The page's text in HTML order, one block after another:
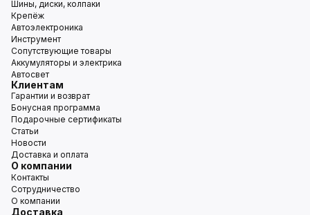
Шины, диски, колпаки
Крепёж
Автоэлектроника
Инструмент
Сопутствующие товары
Аккумуляторы и электрика
Автосвет
Клиентам
Гарантии и возврат
Бонусная программа
Подарочные сертификаты
Статьи
Новости
Доставка и оплата
О компании
Контакты
Сотрудничество
О компании
Доставка